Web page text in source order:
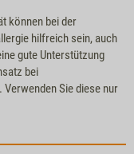
können bei der
hilfreich sein, auch
gute Unterstützung
bei
Sie diese nur